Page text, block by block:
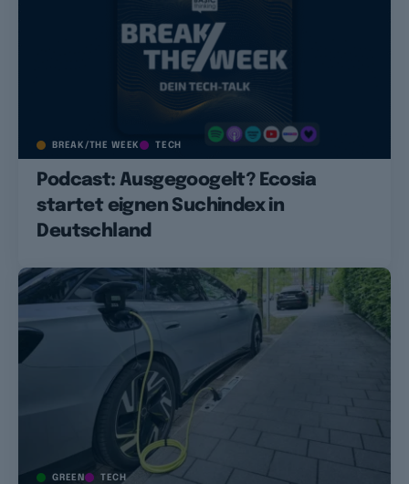
BREAK/THE WEEK TECH
Podcast: Ausgegoogelt? Ecosia
startet eignen Suchindex in
Deutschland
GREEN TECH